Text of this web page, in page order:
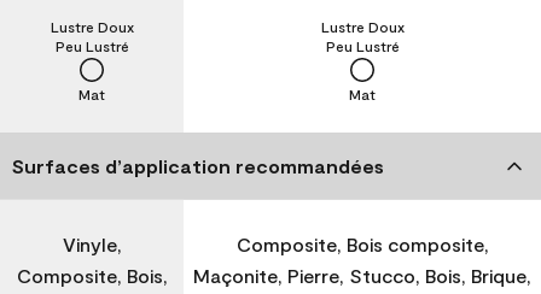
Mat
Peu Lustré
Lustre Doux
Mat
Peu Lustré
Lustre Doux
Surfaces d’application recommandées
Vinyle,
Composite, Bois,
Composite, Bois composite,
Maçonite, Pierre, Stucco, Bois, Brique,